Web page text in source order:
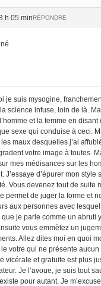
h 05 minRÉPONDRE
je suis mysogine,
science infuse, loin de là.
et la femme en
sexe qui conduise à ceci.
maux desquelles j’ai
votre image à toutes.
mes médisances sur les
J’essaye d’épurer mon style
Vous devenez tout de suite
permet de juger la forme et
aux personnes avec
je parle comme un abruti
vous emmètez un
Allez dites moi en quoi
votre qui ne présente
vicérale et gratuite est plus
Je l’avoue, je suis tout
pour autant. Je